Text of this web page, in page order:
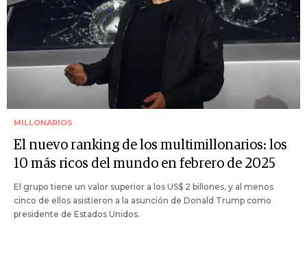
MILLONARIOS
El nuevo ranking de los multimillonarios: los
10 más ricos del mundo en febrero de 2025
El grupo tiene un valor superior a los US$ 2 billones, y al menos
cinco de ellos asistieron a la asunción de Donald Trump como
presidente de Estados Unidos.